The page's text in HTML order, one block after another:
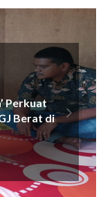
Perkuat
Berat di